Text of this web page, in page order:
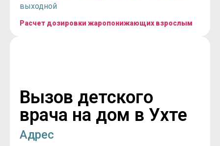
выходной
Расчет дозировки жаропонижающих взрослым
Вызов детского
врача на дом в Ухте
Адрес